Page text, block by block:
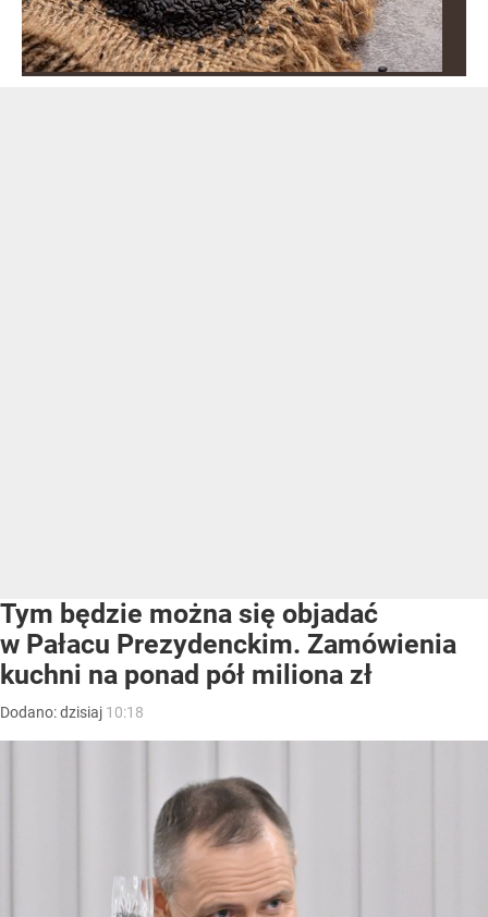
Tym będzie można się objadać
w Pałacu Prezydenckim. Zamówienia
kuchni na ponad pół miliona zł
Dodano:dzisiaj 10:18